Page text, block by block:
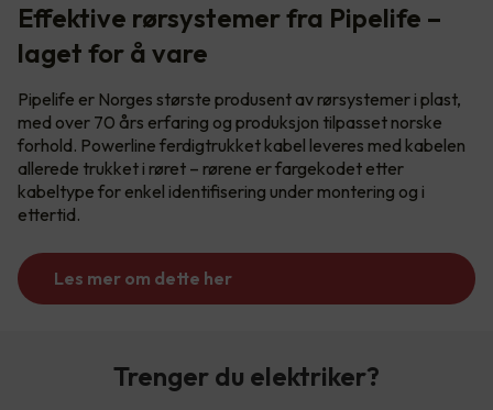
Effektive rørsystemer fra Pipelife –
laget for å vare
Pipelife er Norges største produsent av rørsystemer i plast,
med over 70 års erfaring og produksjon tilpasset norske
forhold. Powerline ferdigtrukket kabel leveres med kabelen
allerede trukket i røret – rørene er fargekodet etter
kabeltype for enkel identifisering under montering og i
ettertid.
Les mer om dette her
Trenger du elektriker?